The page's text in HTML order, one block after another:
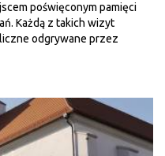
poświęconym pamięci
Każdą z takich wizyt
odgrywane przez